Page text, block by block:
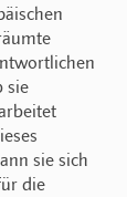
sie
sie sich
die